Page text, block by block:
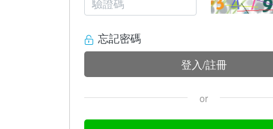
忘記密碼
登入/註冊
or